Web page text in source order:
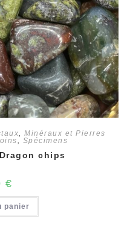
, Minéraux et Pierres
, Spécimens
chips
€
panier